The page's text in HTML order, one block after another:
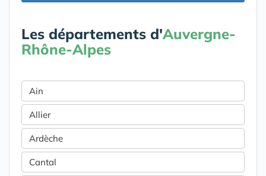
Les départements d'Auvergne-
Rhône-Alpes
Ain
Allier
Ardèche
Cantal